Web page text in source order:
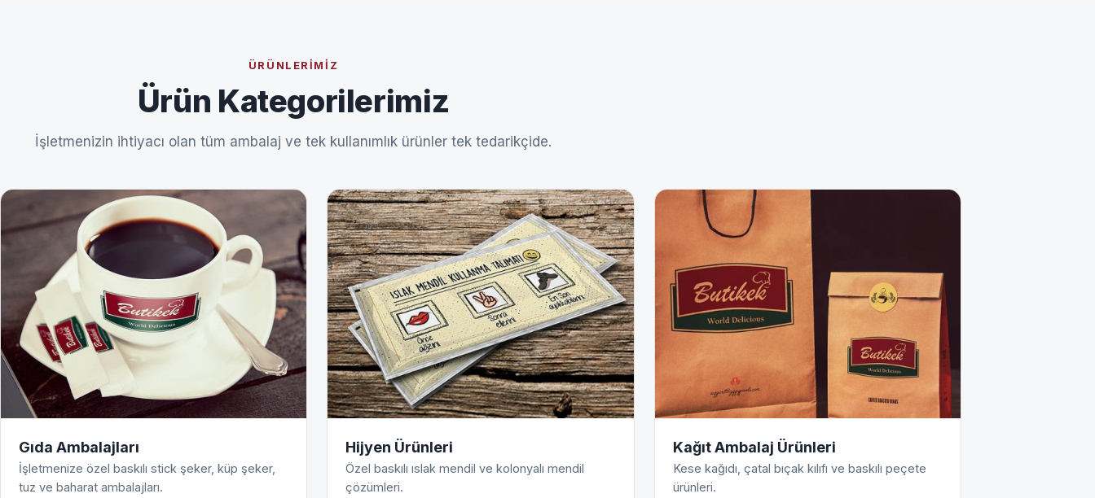
ÜRÜNLERIMIZ
Ürün Kategorilerimiz
İşletmenizin ihtiyacı olan tüm ambalaj ve tek kullanımlık ürünler tek tedarikçide.
Gıda Ambalajları
İşletmenize özel baskılı stick şeker, küp şeker,
tuz ve baharat ambalajları.
Hijyen Ürünleri
Özel baskılı ıslak mendil ve kolonyalı mendil
çözümleri.
Kağıt Ambalaj Ürünleri
Kese kağıdı, çatal bıçak kılıfı ve baskılı peçete
ürünleri.